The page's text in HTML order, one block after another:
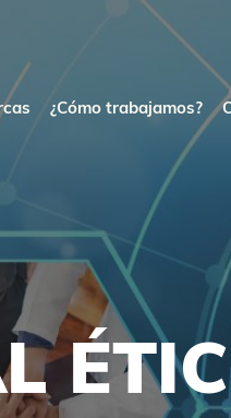
¿Cómo trabajamos?